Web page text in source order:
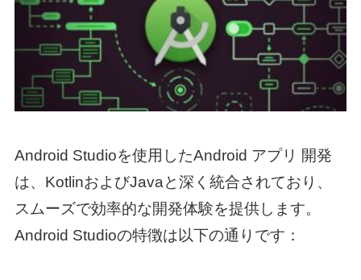
Android Studioを使用したAndroid アプリ 開発
は、KotlinおよびJavaと深く統合されており、
スムーズで効率的な開発体験を提供します。
Android Studioの特徴は以下の通りです：